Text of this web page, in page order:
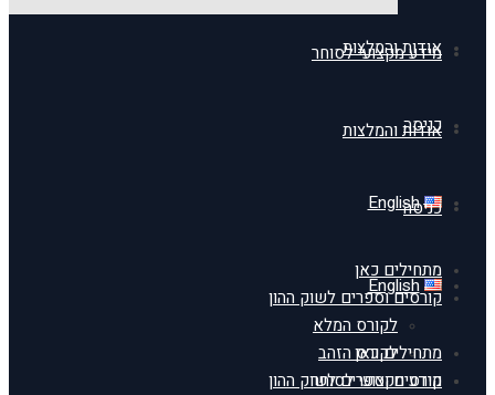
אודות והמלצות
כניסה
English
מתחילים כאן
קורסים וספרים לשוק ההון
לקורס המלא
לקורס הזהב
מידע מקצועי לסוחר
מידע מקצועי לסוחר
אודות והמלצות
כניסה
English
מתחילים כאן
קורסים וספרים לשוק ההון